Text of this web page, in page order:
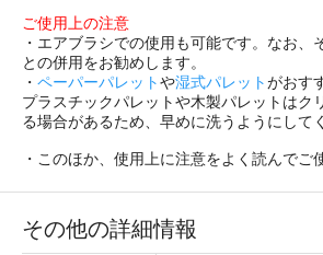
ご使用上の注意
・エアブラシでの使用も可能です。なお、
との併用をお勧めします。
・ ペーパーパレットや湿式パレットがおす
プラスチックパレットや木製パレットはク
る場合があるため、早めに洗うようにして
・このほか、使用上に注意をよく読んでご
その他の詳細情報